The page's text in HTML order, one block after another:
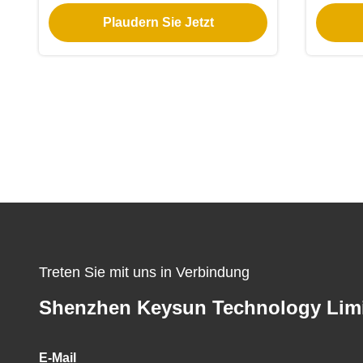
12V 24V 36V 48V Ausgang für den
Außenbereich
Plaudern Sie Jetzt
Treten Sie mit uns in Verbindung
Shenzhen Keysun Technology
E-Mail